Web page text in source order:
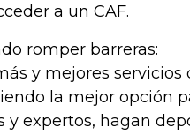
a un CAF.
romper barreras:
y mejores
la mejor opción
y expertos, hagan